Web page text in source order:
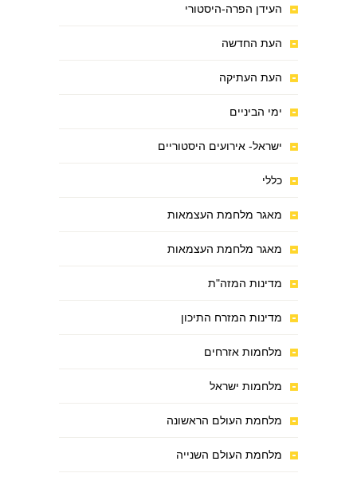
העידן הפרה-היסטורי
העת החדשה
העת העתיקה
ימי הביניים
ישראל- אירועים היסטוריים
כללי
מאגר מלחמת העצמאות
מאגר מלחמת העצמאות
מדינות המזה"ת
מדינות המזרח התיכון
מלחמות אזרחים
מלחמות ישראל
מלחמת העולם הראשונה
מלחמת העולם השנייה